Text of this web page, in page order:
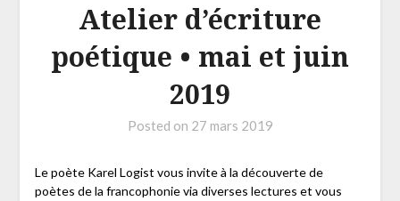
Atelier d’écriture
poétique • mai et juin
2019
Posted on 27 mars 2019
Le poète Karel Logist vous invite à la découverte de
poètes de la francophonie via diverses lectures et vous